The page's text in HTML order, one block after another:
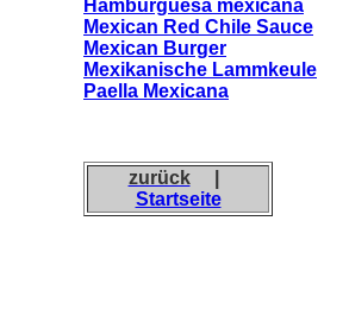
Hamburguesa mexicana
Mexican Red Chile Sauce
Mexican Burger
Mexikanische Lammkeule
Paella Mexicana
zurück|
Startseite